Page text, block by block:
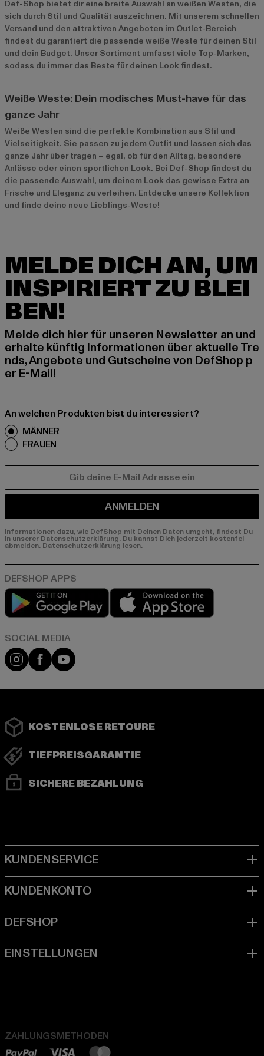
Def-Shop bietet dir eine breite Auswahl an weißen Westen, die
sich durch Stil und Qualität auszeichnen. Mit unserem schnellen
Versand und den attraktiven Angeboten im Outlet-Bereich
findest du garantiert die passende weiße Weste für deinen Stil
und dein Budget. Unser Sortiment umfasst viele Top-Marken,
sodass du immer das Beste für deinen Look findest.
Weiße Weste: Dein modisches Must-have für das
ganze Jahr
Weiße Westen sind die perfekte Kombination aus Stil und
Vielseitigkeit. Sie passen zu jedem Outfit und lassen sich das
ganze Jahr über tragen – egal, ob für den Alltag, besondere
Anlässe oder einen sportlichen Look. Bei Def-Shop findest du
die passende Auswahl, um deinem Look das gewisse Extra an
Frische und Eleganz zu verleihen. Entdecke unsere Kollektion
und finde deine neue Lieblings-Weste!
MELDE DICH AN, UM
INSPIRIERT ZU BLEI
BEN!
Melde dich hier für unseren Newsletter an und
erhalte künftig Informationen über aktuelle Tre
nds, Angebote und Gutscheine von DefShop p
er E-Mail!
An welchen Produkten bist du interessiert?
MÄNNER
FRAUEN
ANMELDEN
Informationen dazu, wie DefShop mit Deinen Daten umgeht, findest Du
in unserer Datenschutzerklärung. Du kannst Dich jederzeit kostenfei
abmelden. Datenschutzerklärung lesen.
Play market
Instagram
FacebookYouTube
KOSTENLOSE RETOURE
TIEFPREISGARANTIE
SICHERE BEZAHLUNG
ZAHLUNGSMETHODEN